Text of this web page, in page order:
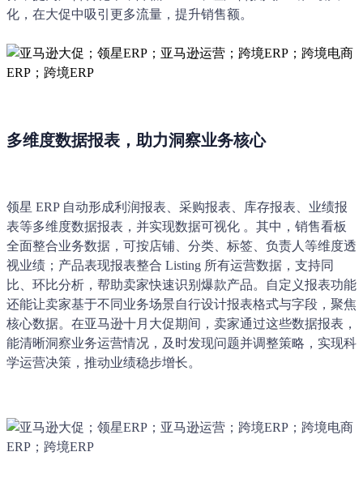
化，在大促中吸引更多流量，提升销售额。
多维度数据报表，助力洞察业务核心
领星 ERP 自动形成利润报表、采购报表、库存报表、业绩报
表等多维度数据报表，并实现数据可视化 。其中，销售看板
全面整合业务数据，可按店铺、分类、标签、负责人等维度透
视业绩；产品表现报表整合 Listing 所有运营数据，支持同
比、环比分析，帮助卖家快速识别爆款产品。自定义报表功能
还能让卖家基于不同业务场景自行设计报表格式与字段，聚焦
核心数据。在亚马逊十月大促期间，卖家通过这些数据报表，
能清晰洞察业务运营情况，及时发现问题并调整策略，实现科
学运营决策，推动业绩稳步增长。